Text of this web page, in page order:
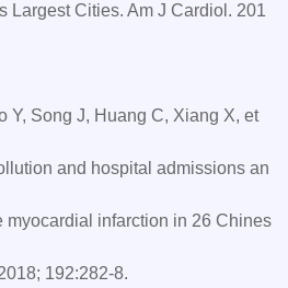
Largest Cities. Am J Cardiol. 201
Song J, Huang C, Xiang X, et
and hospital admissions an
myocardial infarction in 26 Chines
192:282-8.